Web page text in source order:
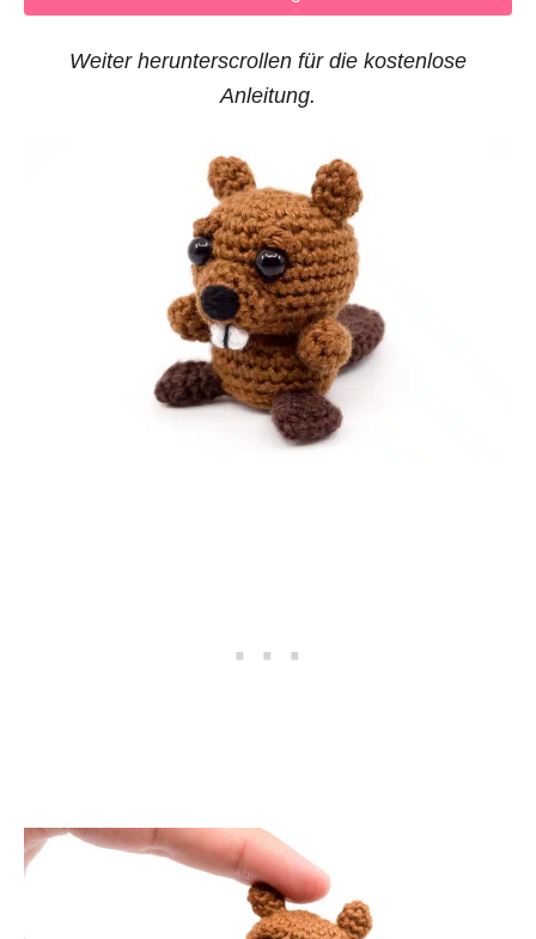
Weiter herunterscrollen für die kostenlose
Anleitung.